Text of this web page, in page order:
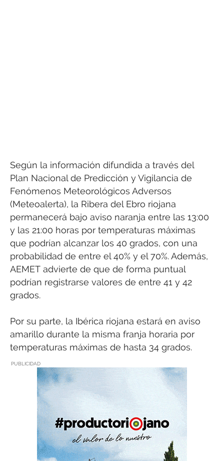
Según la información difundida a través del
Plan Nacional de Predicción y Vigilancia de
Fenómenos Meteorológicos Adversos
(Meteoalerta), la Ribera del Ebro riojana
permanecerá bajo aviso naranja entre las 13:00
y las 21:00 horas por temperaturas máximas
que podrían alcanzar los 40 grados, con una
probabilidad de entre el 40% y el 70%. Además,
AEMET advierte de que de forma puntual
podrían registrarse valores de entre 41 y 42
grados.
Por su parte, la Ibérica riojana estará en aviso
amarillo durante la misma franja horaria por
temperaturas máximas de hasta 34 grados.
PUBLICIDAD